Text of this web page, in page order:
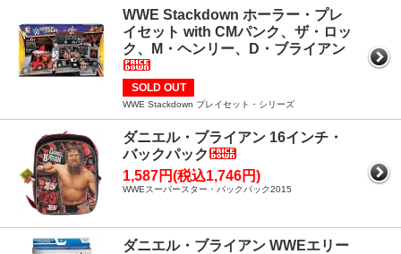
WWE Stackdown ホーラー・プレ
イセット with CMパンク、ザ・ロッ
ク、M・ヘンリー、D・ブライアン
SOLD OUT
WWE Stackdown プレイセット・シリーズ
ダニエル・ブライアン 16インチ・
バックパック
1,587円(税込1,746円)
WWEスーパースター・バックパック2015
ダニエル・ブライアン WWEエリー